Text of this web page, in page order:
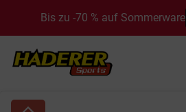
Bis zu -70 % auf Sommerware